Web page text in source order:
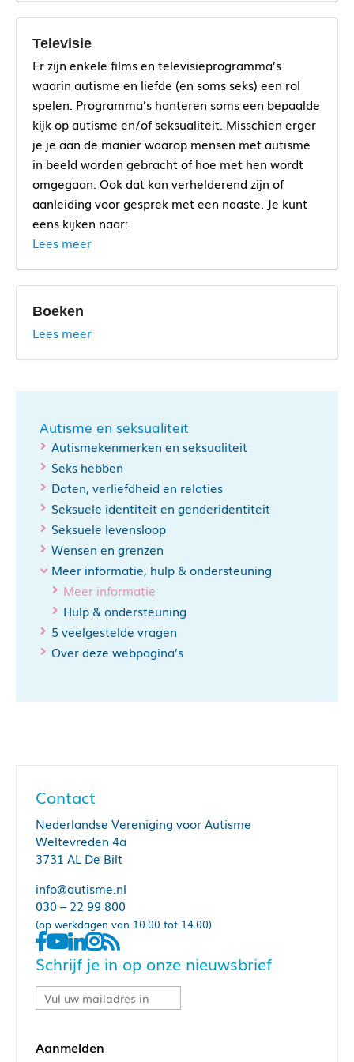
Seks is meer… Ganzenbord
Brochure Seksuele opvoeding van kinderen met
een beperking 0-18 jaar – Rutgers
Foto’s, afbeedingen en fysieke materialen om te
gebruiken bij voorlichting
Onderzoek: Wie geven jongeren met en zonder
autisme seksuele voorlichting?
zanzu.be
Beperkt: Intimiteit en seksualiteit met een
beperking
Gaan seksualiteit en autisme goed samen?
Mijn vriendin heeft autisme
Autisme, seksualiteit en genderdiversiteit
Seksualiteit bespreekbaar maken bij mensen
met autisme
Autism AND Sexuality
Is het wel normaal wat ik ervaar?
Seksualiteit en relaties horen erbij
Thematijdschrift Nederlandse Vereniging Artsen
Verstandelijk Gehandicapten over LVB en
seksualiteit
Televisie
Er zijn enkele films en televisieprogramma’s
waarin autisme en liefde (en soms seks) een rol
spelen. Programma’s hanteren soms een bepaalde
kijk op autisme en/of seksualiteit. Misschien erger
je je aan de manier waarop mensen met autisme
in beeld worden gebracht of hoe met hen wordt
omgegaan. Ook dat kan verhelderend zijn of
aanleiding voor gesprek met een naaste. Je kunt
eens kijken naar:
Lees meer
Ada
Gewoon.Bloot.
Spuiten en Slikken
Seks, Love & Goop
De Dokter Corrie show
Sex Education
Boeken
Lees meer
Pubergids autisme
Lifehacks voor vrouwen met autisme – deel 1
deel 2
Lifehacks voor meiden met autisme
Meisjes en vrouwen met autisme
Seks, drugs en Asperger
Seksuele voorlichting aan mensen met een
verstandelijke handicap
Asperger Syndrome – A Love Story
The Autism Relationships Handbook: How to
Thrive in Friendships, Dating, and Love
What men with asperger syndrome want to
know about women, dating and relationships
The Autism Friendly Guide to Periods
Autisme en seksualiteit
Autismekenmerken en seksualiteit
Seks hebben
Daten, verliefdheid en relaties
Seksuele identiteit en genderidentiteit
Seksuele levensloop
Wensen en grenzen
Meer informatie, hulp & ondersteuning
Meer informatie
Hulp & ondersteuning
5 veelgestelde vragen
Over deze webpagina’s
Contact
Nederlandse Vereniging voor Autisme
Weltevreden 4a
3731 AL De Bilt
info@autisme.nl
030 – 22 99 800
(op werkdagen van 10.00 tot 14.00)
Schrijf je in op onze nieuwsbrief